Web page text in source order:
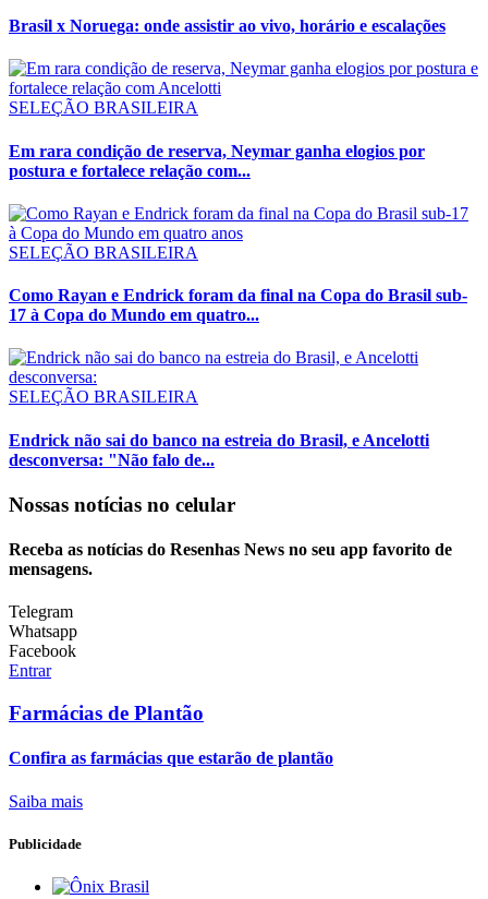
Brasil x Noruega: onde assistir ao vivo, horário e escalações
SELEÇÃO BRASILEIRA
Em rara condição de reserva, Neymar ganha elogios por
postura e fortalece relação com...
SELEÇÃO BRASILEIRA
Como Rayan e Endrick foram da final na Copa do Brasil sub-
17 à Copa do Mundo em quatro...
SELEÇÃO BRASILEIRA
Endrick não sai do banco na estreia do Brasil, e Ancelotti
desconversa: "Não falo de...
Nossas notícias no celular
Receba as notícias do Resenhas News no seu app favorito de
mensagens.
Telegram
Whatsapp
Facebook
Entrar
Farmácias de Plantão
Confira as farmácias que estarão de plantão
Saiba mais
Publicidade